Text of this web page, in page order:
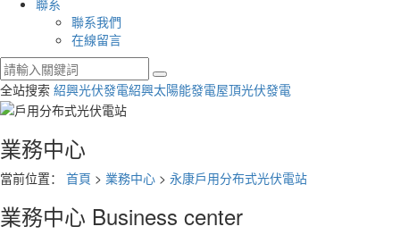
聯系
聯系我們
在線留言
全站搜索 紹興光伏發電紹興太陽能發電屋頂光伏發電
業務中心
當前位置： 首頁 > 業務中心 > 永康戶用分布式光伏電站
業務中心 Business center